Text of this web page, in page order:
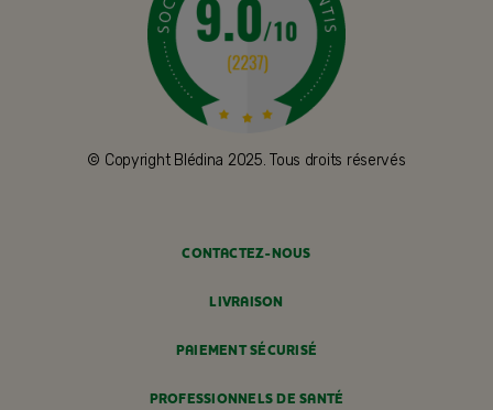
© Copyright Blédina 2025. Tous droits réservés
CONTACTEZ-NOUS
LIVRAISON
PAIEMENT SÉCURISÉ
PROFESSIONNELS DE SANTÉ